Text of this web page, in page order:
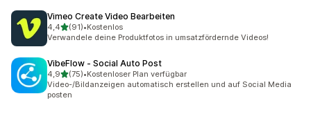
Vimeo Create Video Bearbeiten
4,4von 5 Sternen
(91)
91 Rezensionen insgesamt
•Kostenlos
Verwandele deine Produktfotos in umsatzfördernde Videos!
VibeFlow ‑ Social Auto Post
4,9von 5 Sternen
(75)
75 Rezensionen insgesamt
•Kostenloser Plan verfügbar
Video-/Bildanzeigen automatisch erstellen und auf Social Media
posten